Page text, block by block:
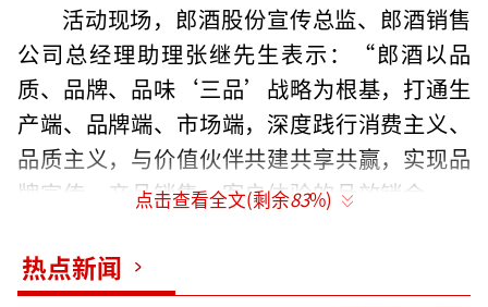
活动现场，郎酒股份宣传总监、郎酒销售
公司总经理助理张继先生表示：“郎酒以品
质、品牌、品味‘三品’战略为根基，打通生
产端、品牌端、市场端，深度践行消费主义、
品质主义，与价值伙伴共建共享共赢，实现品
牌宣传、产品销售、客户体验的品效销合一，
获满满。”
点击查看全文(剩余83%)
热点新闻